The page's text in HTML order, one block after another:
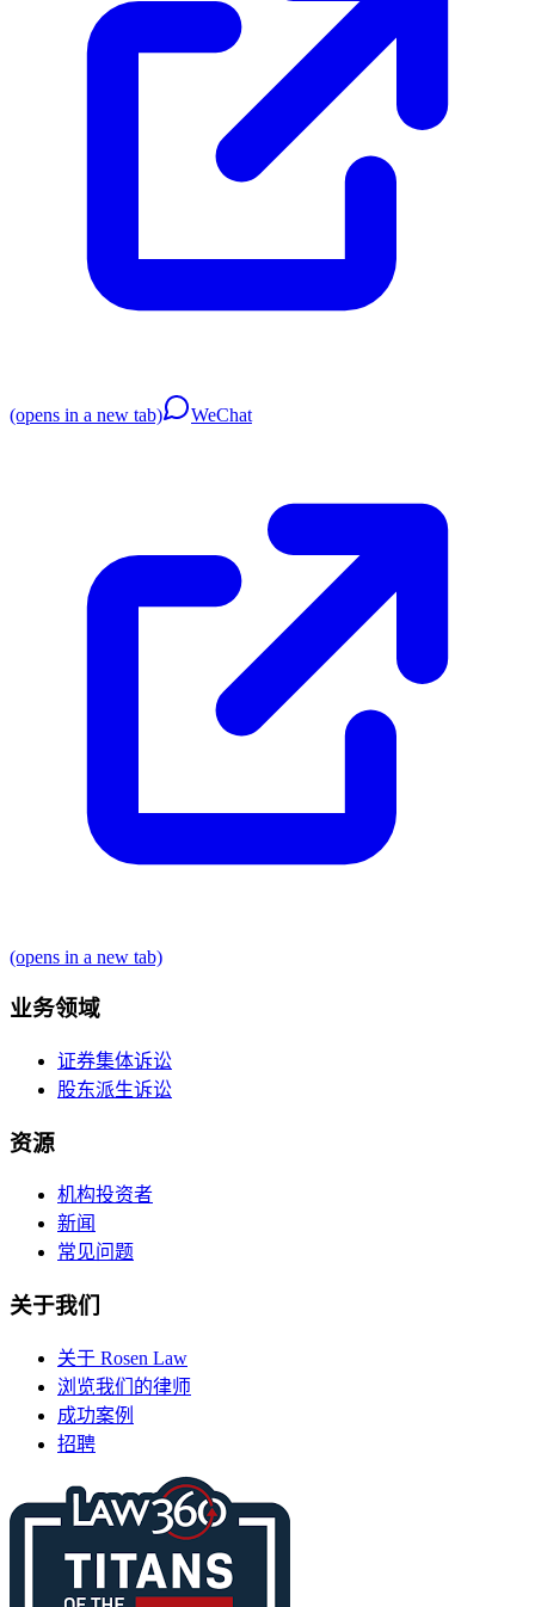
(opens in a new tab) WeChat
(opens in a new tab)
业务领域
证券集体诉讼
股东派生诉讼
资源
机构投资者
新闻
常见问题
关于我们
关于 Rosen Law
浏览我们的律师
成功案例
招聘